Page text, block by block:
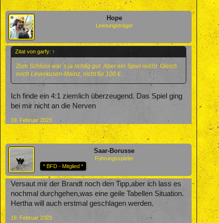
Hope
Leistungsträger
Zitat von garfy: ↑
Zum Schluss war´s ja richtig gut. Aber ein Spiel reicht. Gleich
noch Leverkusen-Mainz, nicht für 100 €.
Ich finde ein 4:1 ziemlich überzeugend. Das Spiel ging
bei mir nicht an die Nerven
19. Februar 2023
Saar-Borusse
Führungsspieler
* BFD - Mitglied *
Versaut mir der Brandt noch den Tipp,aber ich lass es
nochmal durchgehen,was eine geile Tabellen Situation.
Hertha will auch erstmal geschlagen werden.
19. Februar 2023